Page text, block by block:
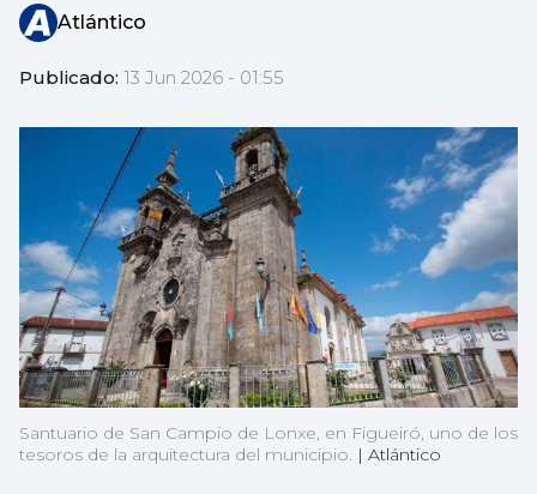
Atlántico
Publicado: 13 Jun 2026 - 01:55
Santuario de San Campio de Lonxe, en Figueiró, uno de los
tesoros de la arquitectura del municipio. | Atlántico